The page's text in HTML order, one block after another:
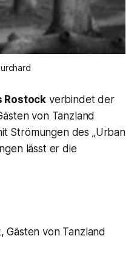
Rostock verbindet der
von Tanzland
Strömungen des „Urban
lässt er die
Gästen von Tanzland